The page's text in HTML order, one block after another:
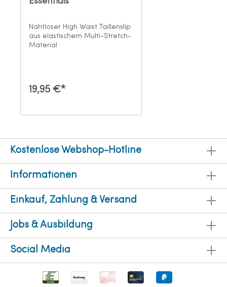
Nahtloser High Waist Taillenslip
aus elastischem Multi-Stretch-
Material
19,95 €*
Kostenlose Webshop-Hotline
Informationen
Einkauf, Zahlung & Versand
Jobs & Ausbildung
Social Media